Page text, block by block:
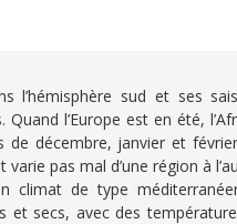
l’hémisphère sud et ses
l’Europe est en été,
de décembre, janvier et
pas mal d’une région à
climat de type
et secs, avec des